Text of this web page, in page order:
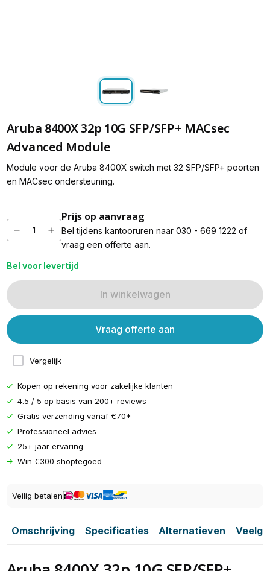
Aruba 8400X 32p 10G SFP/SFP+ MACsec
Advanced Module
Module voor de Aruba 8400X switch met 32 SFP/SFP+ poorten
en MACsec ondersteuning.
Prijs op aanvraag
Bel tijdens kantooruren naar 030 - 669 1222 of
vraag een offerte aan.
Bel voor levertijd
In winkelwagen
Vergelijk
Vraag offerte aan
Kopen op rekening voor zakelijke klanten
4.5 / 5 op basis van 200+ reviews
Gratis verzending vanaf€70*
Professioneel advies
25+ jaar ervaring
Win €300 shoptegoed
Veilig betalen
Omschrijving Specificaties Alternatieven